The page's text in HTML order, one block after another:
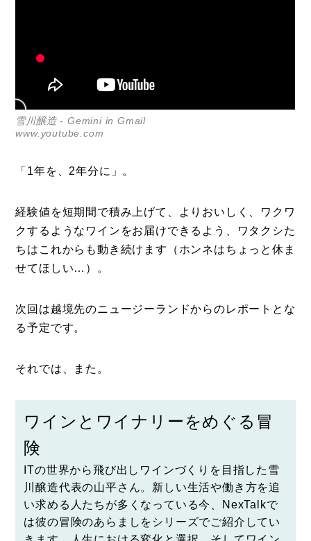
雪川醸造 - Gemini in Gmail
www.youtube.com
「1年を、2年分に」。
経験値を短期間で積み上げて、よりおいしく、ワクワ
クするようなワインをお届けできるよう、ワタクシた
ちはこれからも動き続けます（ホンネはちょっと休ま
せてほしい…）。
次回は越境先のニュージーランドからのレポートとな
る予定です。
それでは、また。
ワインとワイナリーをめぐる冒
険
ITの世界から飛び出しワインづくりを目指した 雪
川醸造代表の山平さん。新しい生活や働き方を追
い求める人たちが多くなっている今、NexTalkで
は彼の冒険のあらましをシリーズでご紹介してい